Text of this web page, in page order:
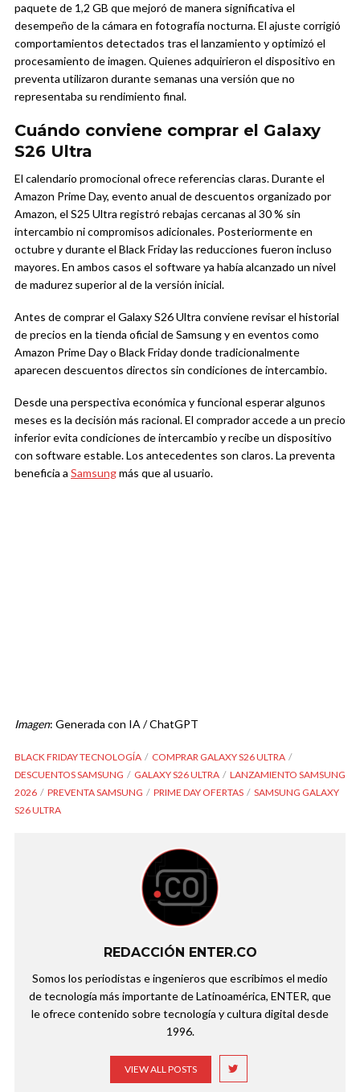
paquete de 1,2 GB que mejoró de manera significativa el
desempeño de la cámara en fotografía nocturna. El ajuste corrigió
comportamientos detectados tras el lanzamiento y optimizó el
procesamiento de imagen. Quienes adquirieron el dispositivo en
preventa utilizaron durante semanas una versión que no
representaba su rendimiento final.
Cuándo conviene comprar el Galaxy
S26 Ultra
El calendario promocional ofrece referencias claras. Durante el
Amazon Prime Day, evento anual de descuentos organizado por
Amazon, el S25 Ultra registró rebajas cercanas al 30 % sin
intercambio ni compromisos adicionales. Posteriormente en
octubre y durante el Black Friday las reducciones fueron incluso
mayores. En ambos casos el software ya había alcanzado un nivel
de madurez superior al de la versión inicial.
Antes de comprar el Galaxy S26 Ultra conviene revisar el historial
de precios en la tienda oficial de Samsung y en eventos como
Amazon Prime Day o Black Friday donde tradicionalmente
aparecen descuentos directos sin condiciones de intercambio.
Desde una perspectiva económica y funcional esperar algunos
meses es la decisión más racional. El comprador accede a un precio
inferior evita condiciones de intercambio y recibe un dispositivo
con software estable. Los antecedentes son claros. La preventa
beneficia a Samsungmás que al usuario.
Imagen: Generada con IA / ChatGPT
BLACK FRIDAY TECNOLOGÍA
COMPRAR GALAXY S26 ULTRA
DESCUENTOS SAMSUNG
GALAXY S26 ULTRA
LANZAMIENTO SAMSUNG
2026
PREVENTA SAMSUNG PRIME DAY OFERTAS
SAMSUNG GALAXY
S26 ULTRA
REDACCIÓN ENTER.CO
Somos los periodistas e ingenieros que escribimos el medio
de tecnología más importante de Latinoamérica, ENTER, que
le ofrece contenido sobre tecnología y cultura digital desde
1996.
VIEW ALL POSTS